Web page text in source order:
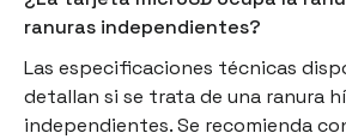
ranuras independientes?
Las especificaciones técnicas
detallan si se trata de una ranura
independientes. Se recomienda